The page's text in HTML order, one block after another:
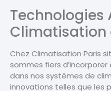
Technologies
Climatisation
Chez Climatisation Paris
sommes fiers
dans nos systèmes de
innovations telles que les